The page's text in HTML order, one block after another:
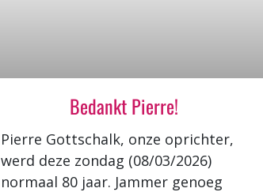
Bedankt Pierre!
Pierre Gottschalk, onze oprichter,
werd deze zondag (08/03/2026)
normaal 80 jaar. Jammer genoeg